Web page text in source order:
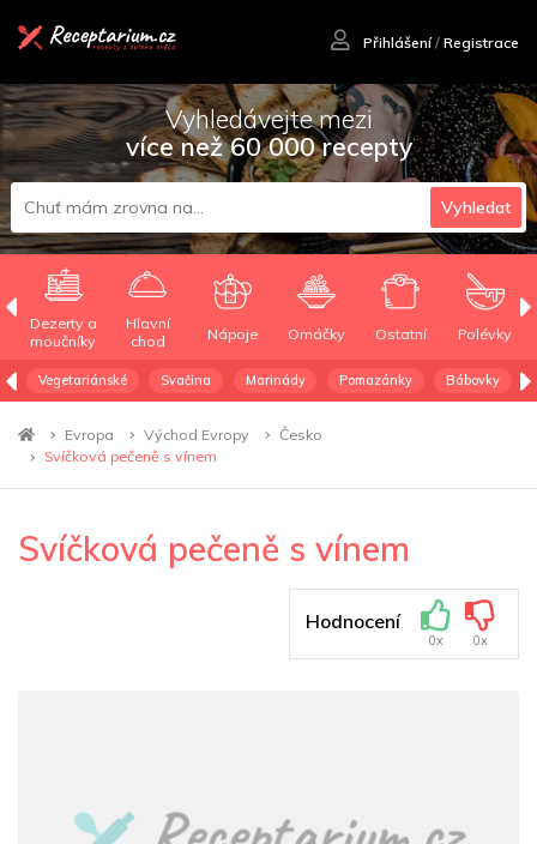
Přihlášení/ Registrace
Vyhledávejte mezi
více než 60 000 recepty
Vyhledat
Dezerty a
moučníky
Hlavní
chod
Nápoje Omáčky Ostatní Polévky
Vegetariánské Svačina Marinády Pomazánky Bábovky
Evropa Východ Evropy
Česko
Svíčková pečeně s vínem
Svíčková pečeně s vínem
Hodnocení
0x 0x